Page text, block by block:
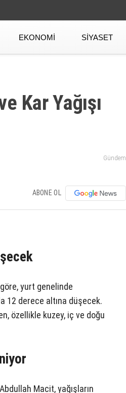
EKONOMI SIYASET
Kar Yağışı
Gündem
ABONE OL
yurt genelinde
12 derece altına düşecek.
özellikle kuzey, iç ve doğu
Macit, yağışların